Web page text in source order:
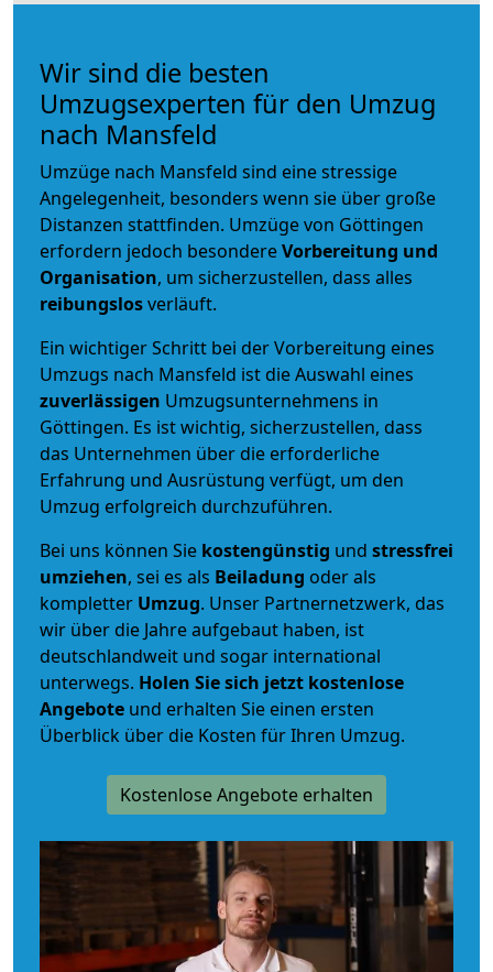
Wir sind die besten
Umzugsexperten für den Umzug
nach Mansfeld
Umzüge nach Mansfeld sind eine stressige
Angelegenheit, besonders wenn sie über große
Distanzen stattfinden. Umzüge von Göttingen
erfordern jedoch besondereVorbereitung und
Organisation, um sicherzustellen, dass alles
reibungslosverläuft.
Ein wichtiger Schritt bei der Vorbereitung eines
Umzugs nach Mansfeld ist die Auswahl eines
zuverlässigen Umzugsunternehmens in
Göttingen. Es ist wichtig, sicherzustellen, dass
das Unternehmen über die erforderliche
Erfahrung und Ausrüstung verfügt, um den
Umzug erfolgreich durchzuführen.
Bei uns können Sie kostengünstig und stressfrei
umziehen, sei es als Beiladung oder als
kompletter Umzug. Unser Partnernetzwerk, das
wir über die Jahre aufgebaut haben, ist
deutschlandweit und sogar international
unterwegs. Holen Sie sich jetzt kostenlose
Angebote und erhalten Sie einen ersten
Überblick über die Kosten für Ihren Umzug.
Kostenlose Angebote erhalten